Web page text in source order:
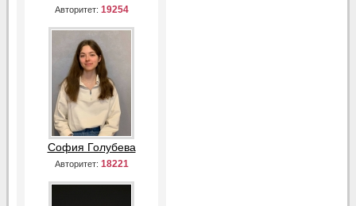
Авторитет: 19254
София Голубева
Авторитет: 18221